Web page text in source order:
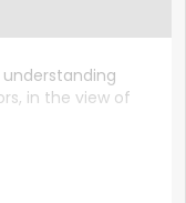
in the view of